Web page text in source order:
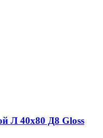
Л 40х80 Д8 Gloss